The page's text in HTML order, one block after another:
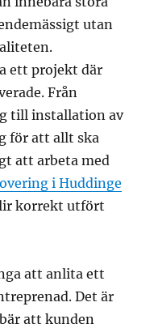
utan
ett projekt där
Från
till installation av
för att allt ska
att arbeta med
i Huddinge
korrekt utfört
att anlita ett
Det är
att kunden